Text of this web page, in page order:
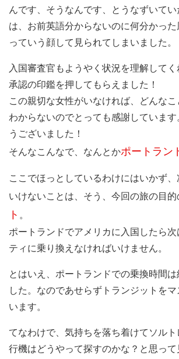
んです、そうなんです、とうなずいて
は、お前英語分からないのに何分かっ
っていう顔して見られてしまいました。
入国審査官もようやく状況を理解して
承認の印鑑を押してもらえました！
この親切な女性がいなければ、どんな
わからないのでとっても感謝しています
うございました！
そんなこんなで、なんとかポートラン
ここでほっとしているわけにはいかず
いけないことは、そう、今回の旅の目的
ト 。
ポートランドでアメリカに入国したら
ティに乗り換えなければいけません。
とはいえ、ポートランドでの乗換時間は
した。なのであせらずトランジットを
います。
てなわけで、気持ちを落ち着けてソル
行機はどうやって探すのかな？と思っ